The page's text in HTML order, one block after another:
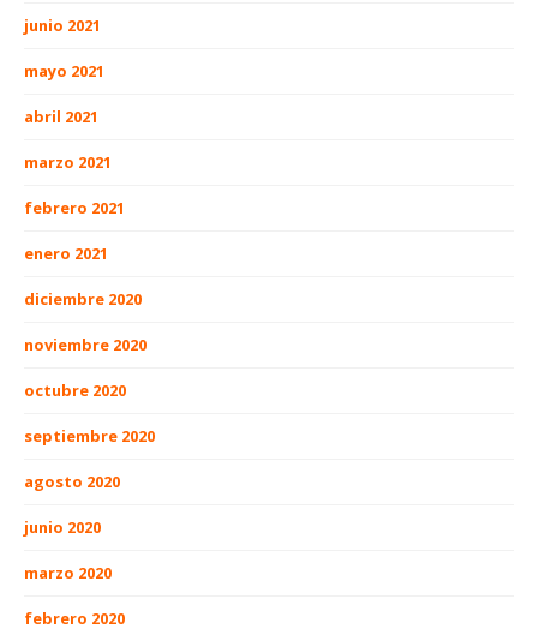
junio 2021
mayo 2021
abril 2021
marzo 2021
febrero 2021
enero 2021
diciembre 2020
noviembre 2020
octubre 2020
septiembre 2020
agosto 2020
junio 2020
marzo 2020
febrero 2020